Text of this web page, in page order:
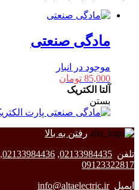
مادگی صنعتی
موجود در انبار
85,000 تومان
آلتا الکتریک
بستن
رفتن به بالا
تلفن 02133984435
,
02133984436
,
09123322817
ایمیلinfo@altaelectric.ir